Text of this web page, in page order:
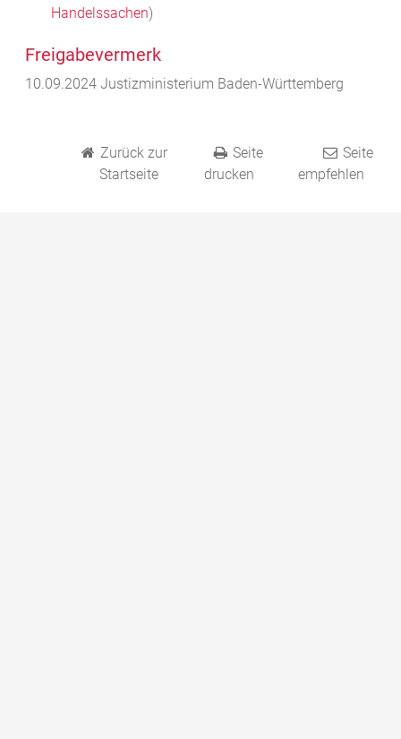
Handelssachen)
Freigabevermerk
10.09.2024 Justizministerium Baden-Württemberg
Zurück zur
Startseite
Seite
drucken
Seite
empfehlen